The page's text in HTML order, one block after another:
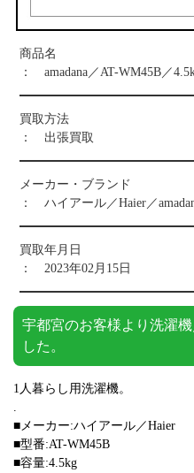
商品名
： amadana／AT-WM45B／
買取方法
： 出張買取
メーカー・ブランド
： ハイアール／Haier／
買取年月日
： 2023年02月15日
宇都宮のお客様より洗濯
した。
1人暮らし用洗濯機。
■メーカー:ハイアール／Haier
■型番:AT-WM45B
■容量:4.5kg